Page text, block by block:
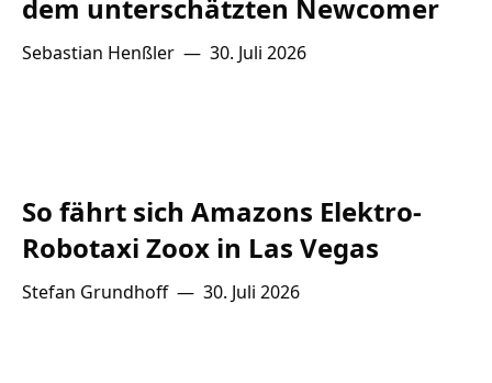
dem unterschätzten Newcomer
Sebastian Henßler — 30. Juli 2026
So fährt sich Amazons Elektro-
Robotaxi Zoox in Las Vegas
Stefan Grundhoff— 30. Juli 2026